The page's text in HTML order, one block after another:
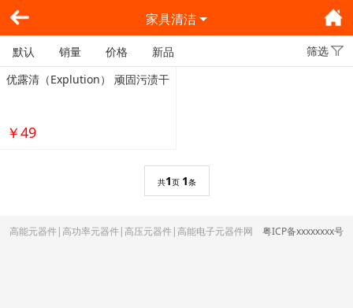
家具清洁
默认 销量 价格 新品
筛选
优露清（Explution） 顽固污渍干
￥49
共1页 1条
高能元器件|高功率元器件|高压元器件|高能电子元器件网 粤ICP备xxxxxxxx号